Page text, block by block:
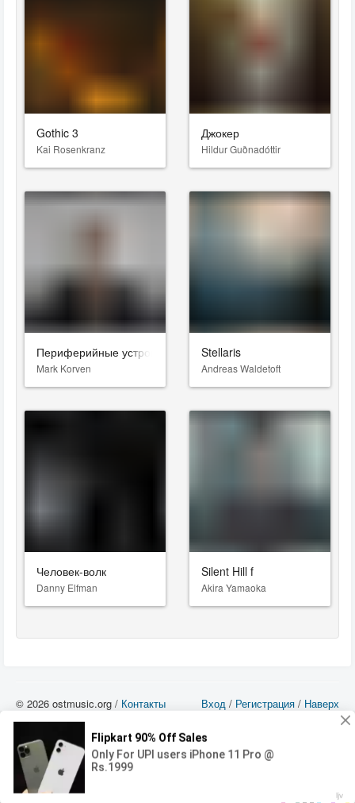
Gothic 3
Kai Rosenkranz
Джокер
Hildur Guðnadóttir
Периферийные устройства
Mark Korven
Stellaris
Andreas Waldetoft
Человек-волк
Danny Elfman
Silent Hill f
Akira Yamaoka
Вход / Регистрация / Наверх
© 2026 ostmusic.org / Контакты
Все аудио материалы являются собственностью их изготовителя (владельца
прав) и охраняются Законом «Об авторском праве и смежных правах». Вы
можете использовать такие материалы только в том в случае, если
использование производится с ознакомительными целями - для прочих целей
вы должны приобрести лицензионную запись.